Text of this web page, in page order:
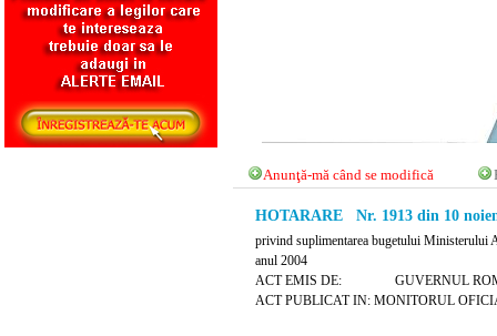
Anunţă-mă când se modifică
HOTARARE Nr. 1913 din 10
privind suplimentarea bugetului Ministerului
anul 2004
ACT EMIS DE: GUVERNUL
ACT PUBLICAT IN: MONITORUL